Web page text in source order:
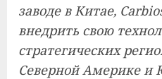
заводе в Китае,
внедрить свою
стратегических
Северной Америке